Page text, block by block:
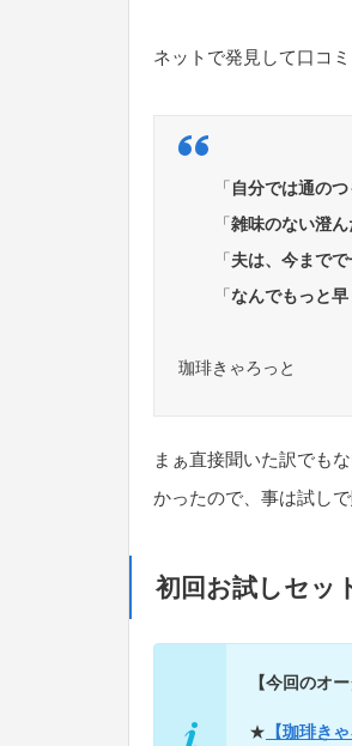
ネットで発見して口コ
「 自分では通の
「雑味のない澄ん
「夫は、今までで
「なんでもっと
珈琲きゃろっと
まぁ直接聞いた訳でも
かったので、事は試し
初回お試しセッ
【今回のオー
★ 【珈琲き